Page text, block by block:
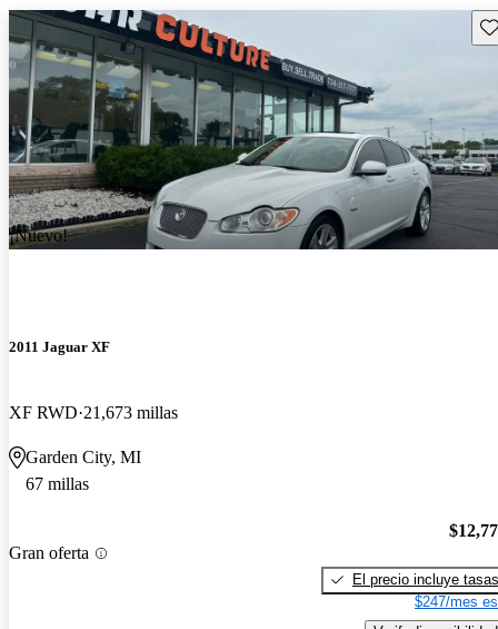
¡Nuevo!
2011 Jaguar XF
XF RWD 21,673 millas
Garden City, MI
67 millas
Gran oferta
El precio incluye tasas
$247/mes